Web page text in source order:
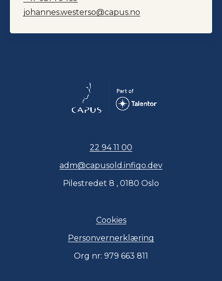
johannes.westerso@capus.no
22 94 11 00
adm@capusold.infigo.dev
Pilestredet 8 , 0180 Oslo
Cookies
Personvernerklæring
Org nr: 979 663 811